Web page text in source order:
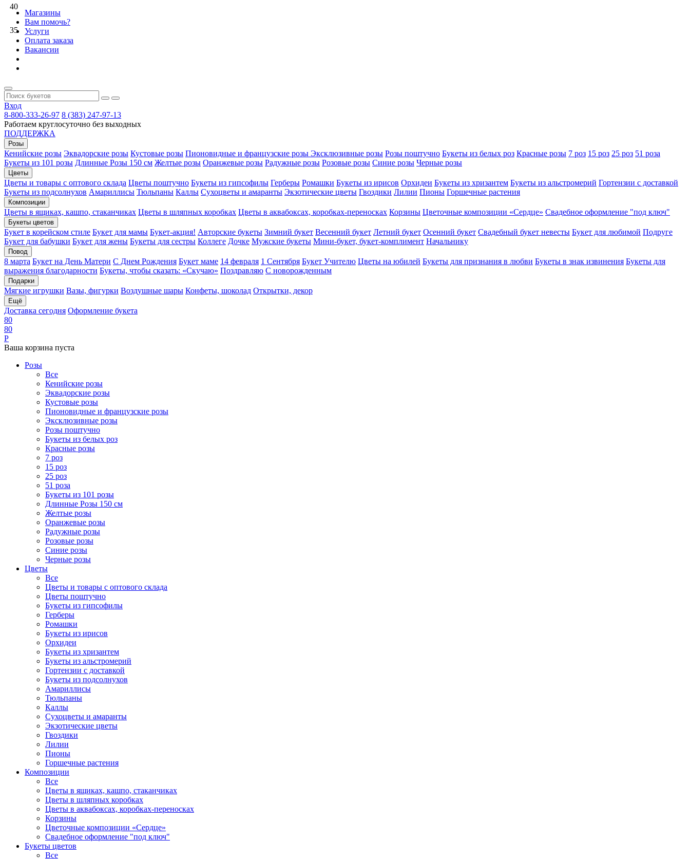
Магазины
Вам помочь?
Услуги
Оплата заказа
Вакансии
Вход
8-800-333-26-97 8 (383) 247-97-13
Работаем круглосуточно без выходных
ПОДДЕРЖКА
Розы
Кенийские розы Эквадорские розы Кустовые розы Пионовидные и французские розы Эксклюзивные розы Розы поштучно Букеты из белых роз Красные розы 7 роз 15 роз 25 роз 51 роза
Букеты из 101 розы Длинные Розы 150 см Желтые розы Оранжевые розы Радужные розы Розовые розы Синие розы Черные розы
Цветы
Цветы и товары с оптового склада Цветы поштучно Букеты из гипсофилы Герберы Ромашки Букеты из ирисов Орхидеи Букеты из хризантем Букеты из альстромерий Гортензии с доставкой
Букеты из подсолнухов Амариллисы Тюльпаны Каллы Сухоцветы и амаранты Экзотические цветы Гвоздики Лилии Пионы Горшечные растения
Композиции
Цветы в ящиках, кашпо, стаканчиках Цветы в шляпных коробках Цветы в аквабоксах, коробках-переносках Корзины Цветочные композиции «Сердце» Свадебное оформление "под ключ"
Букеты цветов
Букет в корейском стиле Букет для мамы Букет-акция! Авторские букеты Зимний букет Весенний букет Летний букет Осенний букет Свадебный букет невесты Букет для любимой Подруге
Букет для бабушки Букет для жены Букеты для сестры Коллеге Дочке Мужские букеты Мини-букет, букет-комплимент Начальнику
Повод
8 марта Букет на День Матери С Днем Рождения Букет маме 14 февраля 1 Сентября Букет Учителю Цветы на юбилей Букеты для признания в любви Букеты в знак извинения Букеты для
выражения благодарности Букеты, чтобы сказать: «Скучаю» Поздравляю С новорожденным
Подарки
Мягкие игрушки Вазы, фигурки Воздушные шары Конфеты, шоколад Открытки, декор
Ещё
Доставка сегодня Оформление букета
80
80
Р
Ваша корзина пуста
Розы
Все
Кенийские розы
Эквадорские розы
Кустовые розы
Пионовидные и французские розы
Эксклюзивные розы
Розы поштучно
Букеты из белых роз
Красные розы
7 роз
15 роз
25 роз
51 роза
Букеты из 101 розы
Длинные Розы 150 см
Желтые розы
Оранжевые розы
Радужные розы
Розовые розы
Синие розы
Черные розы
Цветы
Все
Цветы и товары с оптового склада
Цветы поштучно
Букеты из гипсофилы
Герберы
Ромашки
Букеты из ирисов
Орхидеи
Букеты из хризантем
Букеты из альстромерий
Гортензии с доставкой
Букеты из подсолнухов
Амариллисы
Тюльпаны
Каллы
Сухоцветы и амаранты
Экзотические цветы
Гвоздики
Лилии
Пионы
Горшечные растения
Композиции
Все
Цветы в ящиках, кашпо, стаканчиках
Цветы в шляпных коробках
Цветы в аквабоксах, коробках-переносках
Корзины
Цветочные композиции «Сердце»
Свадебное оформление "под ключ"
Букеты цветов
Все
40
35